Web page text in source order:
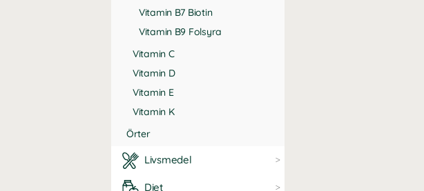
Vitamin B7 Biotin
Vitamin B9 Folsyra
Vitamin C
Vitamin D
Vitamin E
Vitamin K
Örter
Livsmedel
Diet